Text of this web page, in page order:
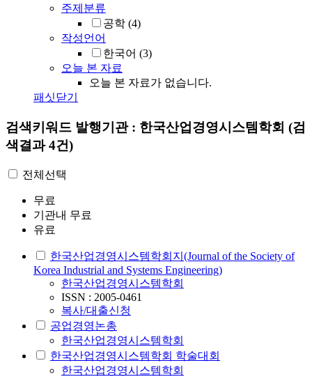
주제분류
공학 (4)
작성언어
한국어 (3)
오늘 본 자료
오늘 본 자료가 없습니다.
패싯닫기
검색키워드 발행기관 : 한국산업경영시스템학회 (검
색결과 4건)
전체선택
무료
기관내 무료
유료
한국산업경영시스템학회지(Journal of the Society of
Korea Industrial and Systems Engineering)
한국산업경영시스템학회
ISSN : 2005-0461
복사/대출신청
공업경영논총
한국산업경영시스템학회
한국산업경영시스템학회 학술대회
한국산업경영시스템학회